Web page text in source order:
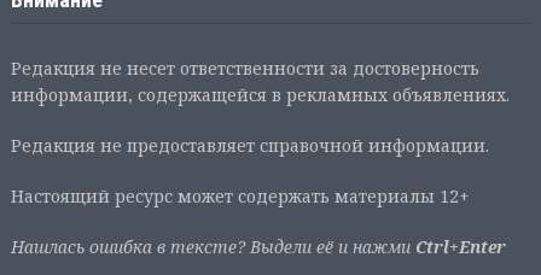
Редакция не несет ответственности за достоверность
информации, содержащейся в рекламных объявлениях.
Редакция не предоставляет справочной информации.
Настоящий ресурс может содержать материалы 12+
Нашлась ошибка в тексте? Выдели её и нажми Ctrl+Enter